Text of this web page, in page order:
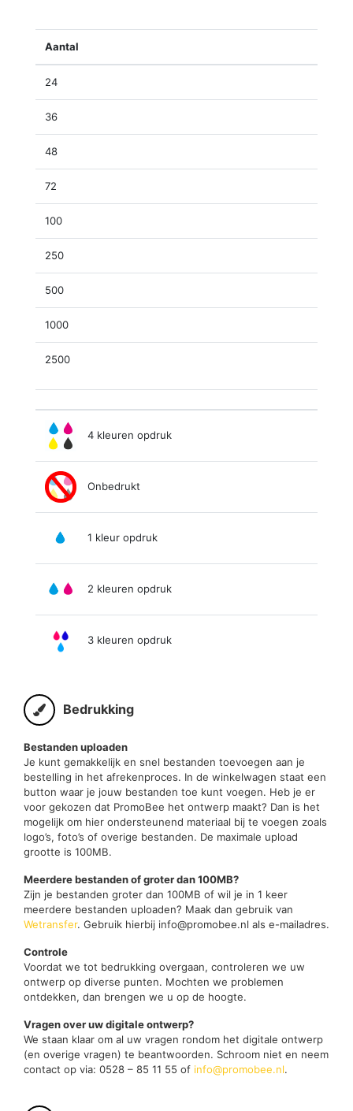
Aantal
24
36
48
72
100
250
500
1000
2500
4 kleuren opdruk
Onbedrukt
1 kleur opdruk
2 kleuren opdruk
3 kleuren opdruk
Bedrukking
Bestanden uploaden
Je kunt gemakkelijk en snel bestanden toevoegen aan je
bestelling in het afrekenproces. In de winkelwagen staat een
button waar je jouw bestanden toe kunt voegen. Heb je er
voor gekozen dat PromoBee het ontwerp maakt? Dan is het
mogelijk om hier ondersteunend materiaal bij te voegen zoals
logo’s, foto’s of overige bestanden. De maximale upload
grootte is 100MB.
Meerdere bestanden of groter dan 100MB?
Zijn je bestanden groter dan 100MB of wil je in 1 keer
meerdere bestanden uploaden? Maak dan gebruik van
Wetransfer. Gebruik hierbij info@promobee.nl als e-mailadres.
Controle
Voordat we tot bedrukking overgaan, controleren we uw
ontwerp op diverse punten. Mochten we problemen
ontdekken, dan brengen we u op de hoogte.
Vragen over uw digitale ontwerp?
We staan klaar om al uw vragen rondom het digitale ontwerp
(en overige vragen) te beantwoorden. Schroom niet en neem
contact op via: 0528 – 85 11 55 of info@promobee.nl.